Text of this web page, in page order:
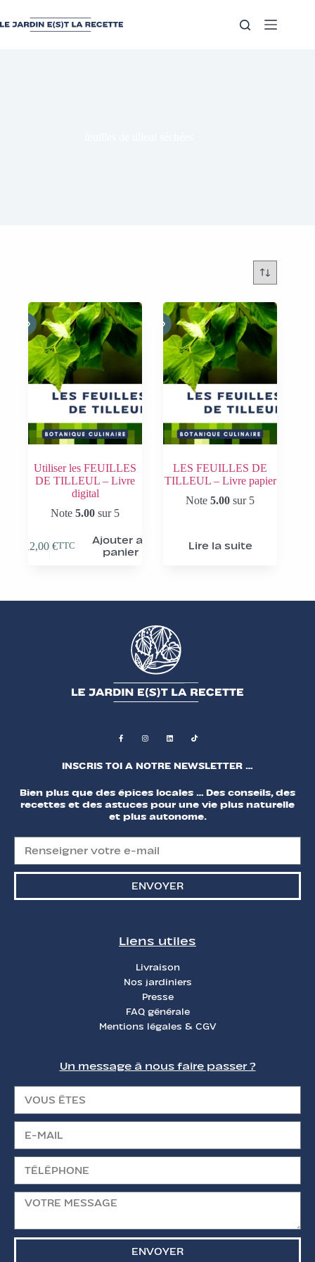
Utiliser les FEUILLES
DE TILLEUL – Livre
digital
Note5.00 sur 5
12,00€TTC
Ajouter au
panier
LES FEUILLES DE
TILLEUL – Livre papier
Note5.00 sur 5
Lire la suite
INSCRIS TOI A NOTRE NEWSLETTER …
Bien plus que des épices locales … Des conseils, des
recettes et des astuces pour une vie plus naturelle
et plus autonome.
ENVOYER
Liens utiles
Livraison
Nos jardiniers
Presse
FAQ générale
Mentions légales & CGV
Un message à nous faire passer ?
ENVOYER